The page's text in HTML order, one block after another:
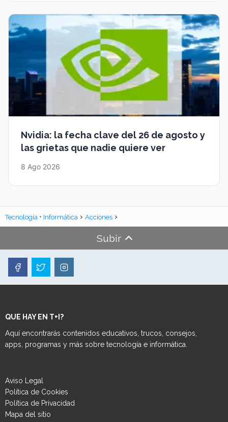
Nvidia: la fecha clave del 26 de agosto y
las grietas que nadie quiere ver
8 Ago 2026
Tecnología + Informática Acciones
Subir
QUE HAY EN T+I?
Aquí encontrarás contenidos educativos, trucos, consejos,
apps, programas y más sobre tecnología e informática.
Aviso Legal
Política de Cookies
Política de Privacidad
Mapa del sitio